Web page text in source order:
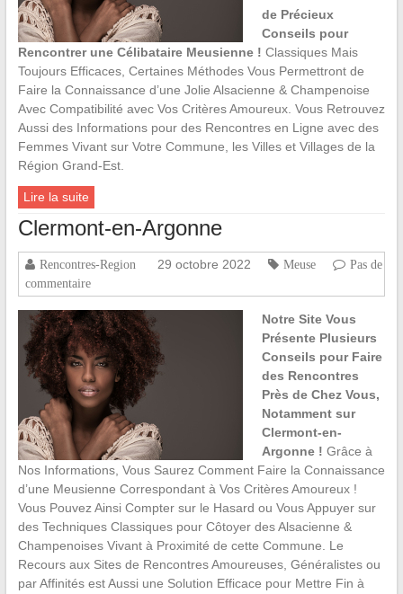
de Précieux
Conseils pour
Rencontrer une Célibataire Meusienne ! Classiques Mais
Toujours Efficaces, Certaines Méthodes Vous Permettront de
Faire la Connaissance d’une Jolie Alsacienne & Champenoise
Avec Compatibilité avec Vos Critères Amoureux. Vous Retrouvez
Aussi des Informations pour des Rencontres en Ligne avec des
Femmes Vivant sur Votre Commune, les Villes et Villages de la
Région Grand-Est.
Lire la suite
Clermont-en-Argonne
Rencontres-Region 29 octobre 2022 Meuse
Pas de
commentaire
Notre Site Vous
Présente Plusieurs
Conseils pour Faire
des Rencontres
Près de Chez Vous,
Notamment sur
Clermont-en-
Argonne ! Grâce à
Nos Informations, Vous Saurez Comment Faire la Connaissance
d’une Meusienne Correspondant à Vos Critères Amoureux !
Vous Pouvez Ainsi Compter sur le Hasard ou Vous Appuyer sur
des Techniques Classiques pour Côtoyer des Alsacienne &
Champenoises Vivant à Proximité de cette Commune. Le
Recours aux Sites de Rencontres Amoureuses, Généralistes ou
par Affinités est Aussi une Solution Efficace pour Mettre Fin à